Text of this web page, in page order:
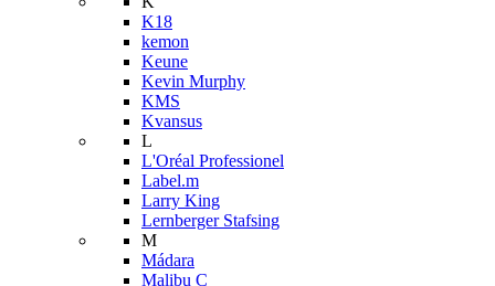
K18
kemon
Keune
Kevin Murphy
KMS
Kvansus
L
L'Oréal Professionel
Label.m
Larry King
Lernberger Stafsing
M
Mádara
Malibu C